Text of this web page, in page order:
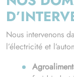
Nous intervenons
l’électricité et